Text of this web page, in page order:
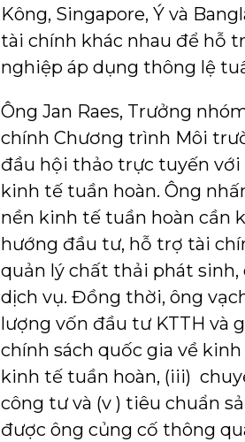
Kông, Singapore, Ý và
tài chính khác nhau để hỗ
nghiệp áp dụng thông lệ
Ông Jan Raes, Trưởng
chính Chương trình Môi
đầu hội thảo trực tuyến
kinh tế tuần hoàn. Ông
nền kinh tế tuần hoàn cần
hướng đầu tư, hỗ trợ tài
quản lý chất thải phát
dịch vụ. Đồng thời, ông
lượng vốn đầu tư KTTH và
chính sách quốc gia về
kinh tế tuần hoàn, (iii)
công tư và (v ) tiêu chuẩn
được ông củng cố thông